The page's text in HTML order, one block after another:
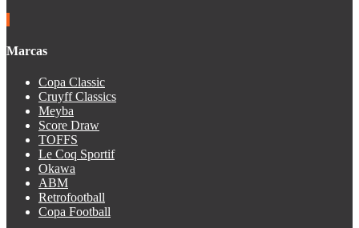
Marcas
Copa Classic
Cruyff Classics
Meyba
Score Draw
TOFFS
Le Coq Sportif
Okawa
ABM
Retrofootball
Copa Football